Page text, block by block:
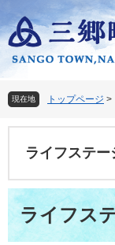
ー
ジ
頭
で
す
ニ
ュ
飛
ば
し
へ
現在地 トップページ >
ライフステー
本
文ライフス